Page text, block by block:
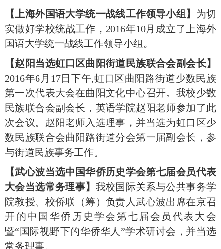
【上海外国语大学统一战线工作领导小组】 为切
实做好学校统战工作， 2016年10月成立了上海外
国语大学统一战线工作领导小组。
【赵阳当选虹口区曲阳街道民族联合会副会长】
2016年6 月 17日下午,虹口区曲阳路街道少数民族
第一次代表大会在曲阳文化中心召开。我校少数
民族联合会副会长，英语学院赵阳老师参加了此
次会议。赵阳老师入选理事，并当选为虹口区少
数民族联合会曲阳路街道分会第一届副会长，参
与街道民族事务工作。
【武心波当选中国华侨历史学会第七届会员代表
大会当选常务理事】 我校国际关系与公共事务学
院教授、校侨联（筹）负责人武心波出席在京召
开的中国华侨历史学会第七届会员代表大会
暨“国际视野下的华侨华人”学术研讨会，并当选
常务理事。